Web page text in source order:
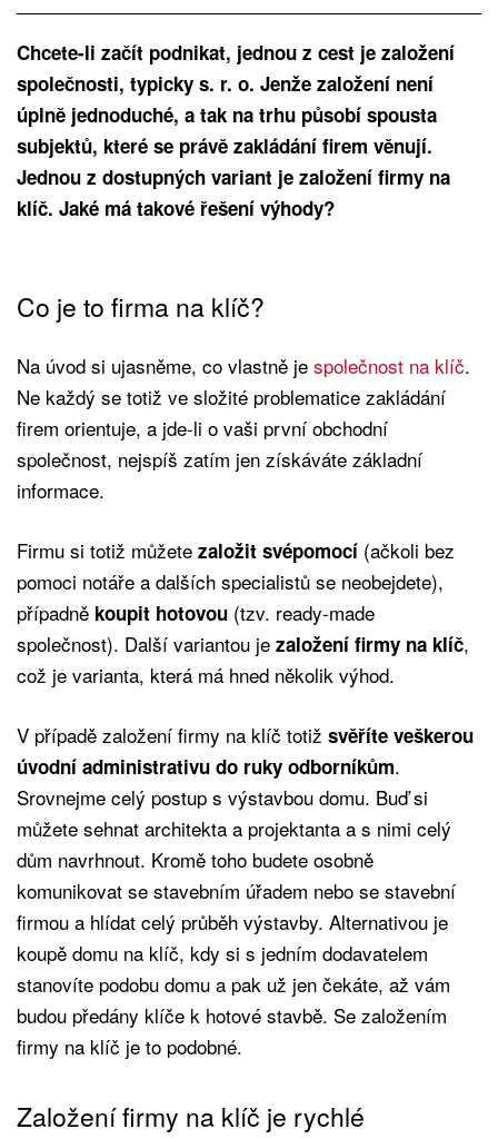
Chcete-li začít podnikat, jednou z cest je založení
společnosti, typicky s. r. o. Jenže založení není
úplně jednoduché, a tak na trhu působí spousta
subjektů, které se právě zakládání firem věnují.
Jednou z dostupných variant je založení firmy na
klíč. Jaké má takové řešení výhody?
Co je to firma na klíč?
Na úvod si ujasněme, co vlastně je společnost na klíč.
Ne každý se totiž ve složité problematice zakládání
firem orientuje, a jde-li o vaši první obchodní
společnost, nejspíš zatím jen získáváte základní
informace.
Firmu si totiž můžete založit svépomocí (ačkoli bez
pomoci notáře a dalších specialistů se neobejdete),
případně koupit hotovou (tzv. ready-made
společnost). Další variantou je založení firmy na klíč,
což je varianta, která má hned několik výhod.
V případě založení firmy na klíč totiž svěříte veškerou
úvodní administrativu do ruky odborníkům.
Srovnejme celý postup s výstavbou domu. Buď si
můžete sehnat architekta a projektanta a s nimi celý
dům navrhnout. Kromě toho budete osobně
komunikovat se stavebním úřadem nebo se stavební
firmou a hlídat celý průběh výstavby. Alternativou je
koupě domu na klíč, kdy si s jedním dodavatelem
stanovíte podobu domu a pak už jen čekáte, až vám
budou předány klíče k hotové stavbě. Se založením
firmy na klíč je to podobné.
Založení firmy na klíč je rychlé